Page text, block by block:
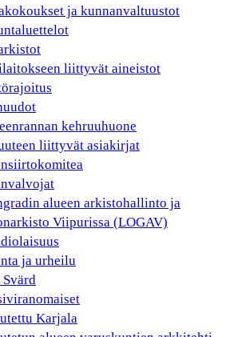
ja kunnanvaltuustot
liittyvät aineistot
kehruuhuone
liittyvät asiakirjat
alueen arkistohallinto ja
Viipurissa (LOGAV)
ja urheilu
Karjala